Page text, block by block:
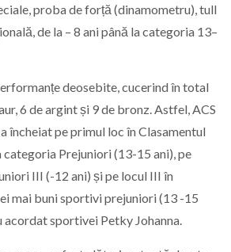
proba de forță (dinamometru), tull
de la – 8 ani până la categoria 13–
deosebite, cucerind în total
6 de argint și 9 de bronz. Astfel, ACS
încheiat pe primul loc în Clasamentul
categoria Prejuniori (13-15 ani), pe
III (-12 ani) și pe locul III în
mai buni sportivi prejuniori (13 -15
acordat sportivei Petky Johanna.